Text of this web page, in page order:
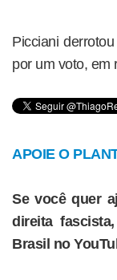
Picciani
por um voto, em
APOIE O
Se você quer
direita
Brasil no